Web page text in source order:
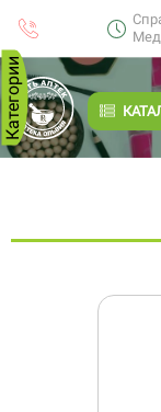
Категории